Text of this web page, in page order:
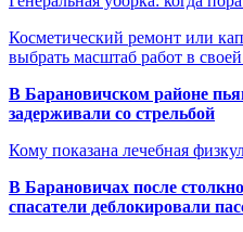
Косметический ремонт или
выбрать масштаб работ в
В Барановичском районе
задерживали со стрельбой
Кому показана лечебная
В Барановичах после
спасатели деблокировали